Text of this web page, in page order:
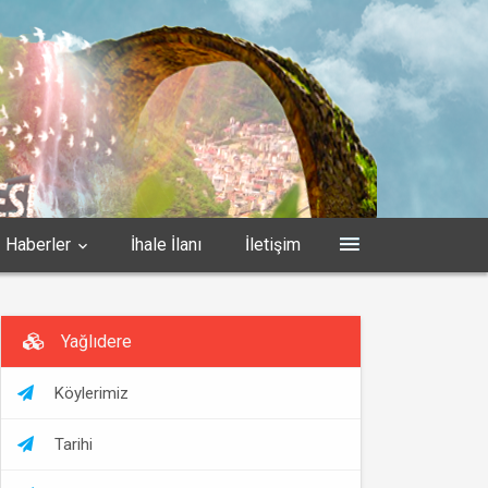
Haberler İhale İlanı İletişim
Yağlıdere
Köylerimiz
Tarihi